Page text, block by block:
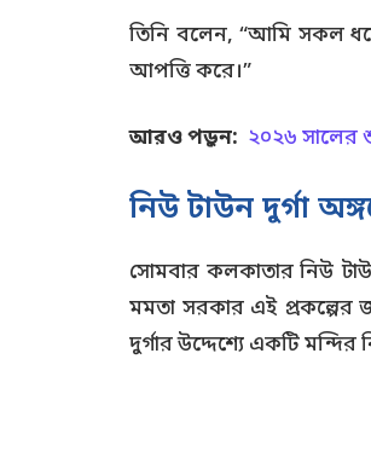
তিনি বলেন, “আমি সকল
আপত্তি করে।”
আরও পড়ুন: ২০২৬ সালের
নিউ টাউন দুর্গা
সোমবার কলকাতার নিউ
মমতা সরকার এই প্রকল্পের
দুর্গার উদ্দেশ্যে একটি মন্দির